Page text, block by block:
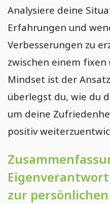
Analysiere deine
Erfahrungen und
Verbesserungen zu
zwischen einem
Mindset ist der
überlegst du, wie du
um deine
positiv
zur